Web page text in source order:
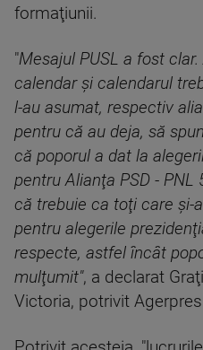
formaţiunii.
"Mesajul PUSL a fost
calendar şi calendarul
l-au asumat, respectiv
pentru că au deja, să
că poporul a dat la
pentru Alianţa PSD - PNL
că trebuie ca toţi care şi-
pentru alegerile
respecte, astfel încât
mulţumit", a declarat
Victoria, potrivit